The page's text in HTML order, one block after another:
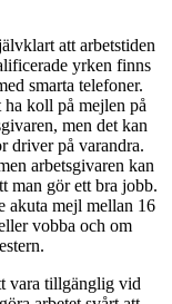
att arbetstiden
yrken finns
smarta telefoner.
ha koll på mejlen på
men det kan
driver på varandra.
arbetsgivaren kan
man gör ett bra jobb.
akuta mejl mellan 16
vobba och om
vara tillgänglig vid